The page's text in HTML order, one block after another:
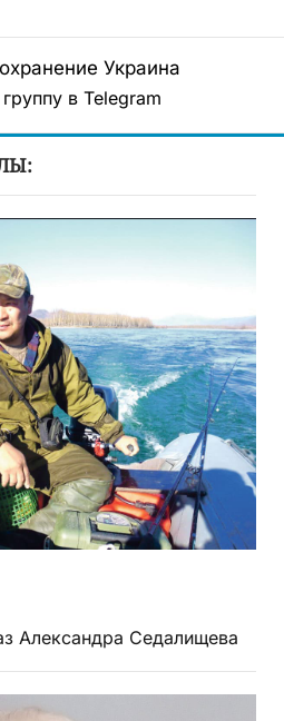
Украина
в Telegram
Александра Седалищева